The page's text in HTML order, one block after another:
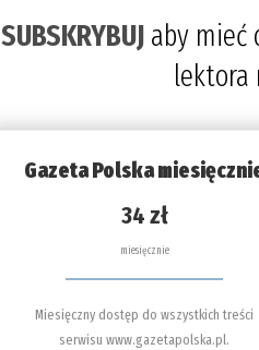
SUBSKRYBUJ aby mieć
lektora
Gazeta Polska
34 zł
miesięcznie
Miesięczny dostęp do wszystkich treści
serwisu www.gazetapolska.pl.